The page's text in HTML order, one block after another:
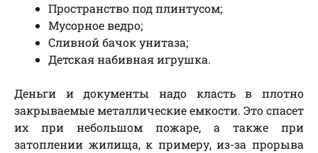
Пространство под плинтусом;
Мусорное ведро;
Сливной бачок унитаза;
Детская набивная игрушка.
Деньги и документы надо класть в плотно
закрываемые металлические емкости. Это спасет
их при небольшом пожаре, а также при
затоплении жилища, к примеру, из-за прорыва